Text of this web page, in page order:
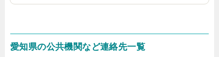
愛知県の公共機関など連絡先一覧